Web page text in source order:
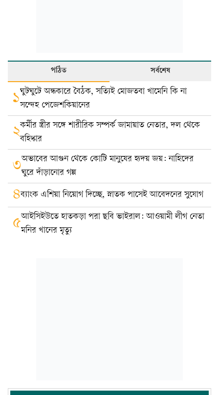
পঠিত সর্বশেষ
১ঘুটঘুটে অন্ধকারে বৈঠক, সত্যিই মোজতবা খামেনি কি না
সন্দেহ পেজেশকিয়ানের
২কর্মীর স্ত্রীর সঙ্গে শারীরিক সম্পর্ক জামায়াত নেতার, দল থেকে
বহিষ্কার
৩অভাবের আগুন থেকে কোটি মানুষের হৃদয় জয়: নাহিদের
ঘুরে দাঁড়ানোর গল্প
৪ব্যাংক এশিয়া নিয়োগ দিচ্ছে, স্নাতক পাসেই আবেদনের সুযোগ
৫আইসিইউতে হাতকড়া পরা ছবি ভাইরাল: আওয়ামী লীগ নেতা
মনির খানের মৃত্যু